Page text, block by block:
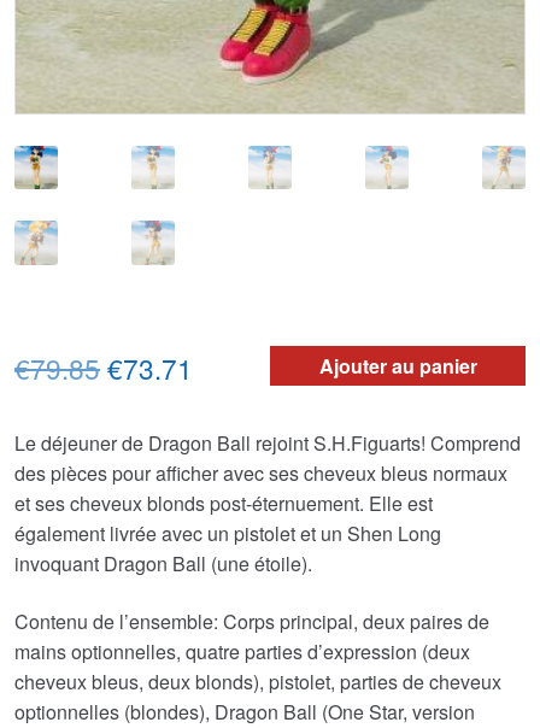
Ajouter au panier
€79.85Le
initial
était :
€79.85.
€73.71
actuel
est :
€73.71.
Le déjeuner de Dragon Ball rejoint S.H.Figuarts! Comprend
des pièces pour afficher avec ses cheveux bleus normaux
et ses cheveux blonds post-éternuement. Elle est
également livrée avec un pistolet et un Shen Long
invoquant Dragon Ball (une étoile).
Contenu de l’ensemble: Corps principal, deux paires de
mains optionnelles, quatre parties d’expression (deux
cheveux bleus, deux blonds), pistolet, parties de cheveux
optionnelles (blondes), Dragon Ball (One Star, version